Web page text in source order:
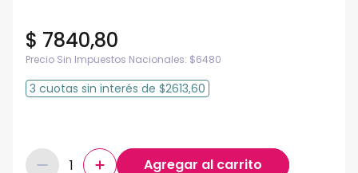
$ 7840,80
Precio Sin Impuestos Nacionales: $6480
3 cuotas sin interés de $2613,60